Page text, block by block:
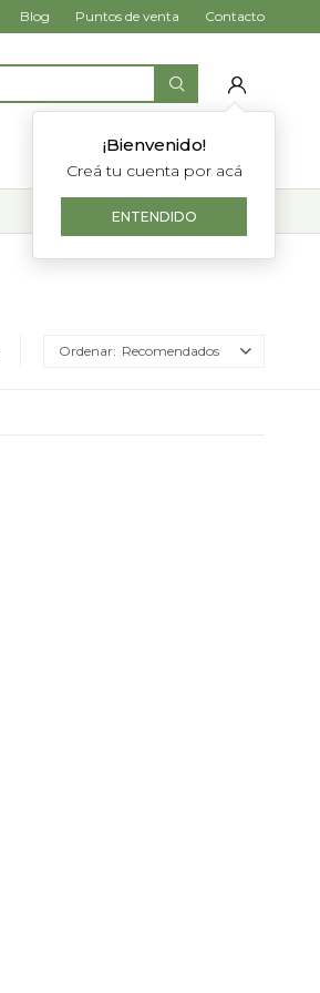
¡Bienvenido!
Creá tu cuenta por acá
ENTENDIDO
Blog Puntos de venta Contacto
Recomendados